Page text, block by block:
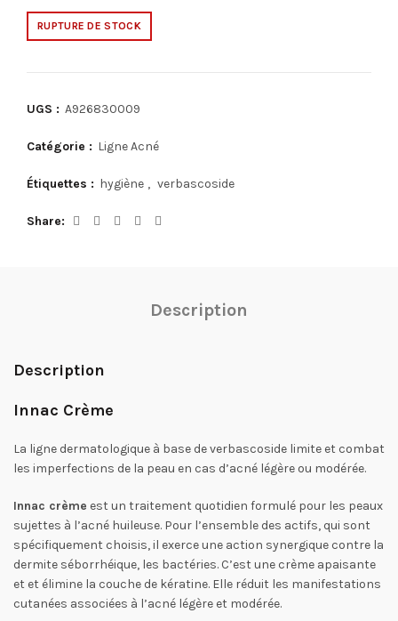
était :
RUPTURE DE STOCK
UGS : A926830009
Catégorie : Ligne Acné
Étiquettes : hygiène , verbascoside
Share
Description
Description
Innac Crème
La ligne dermatologique à base de verbascoside limite et combat
les imperfections de la peau en cas d’acné légère ou modérée.
Innac crème est un traitement quotidien formulé pour les peaux
sujettes à l’acné huileuse. Pour l’ensemble des actifs, qui sont
spécifiquement choisis, il exerce une action synergique contre la
dermite séborrhéique, les bactéries. C’est une crème apaisante
et et élimine la couche de kératine. Elle réduit les manifestations
cutanées associées à l’acné légère et modérée.